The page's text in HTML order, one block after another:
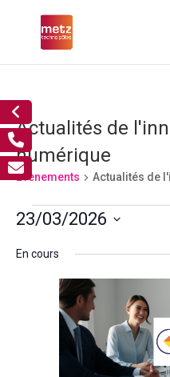
Actualités de
numérique
Évènements Actualités de
Évènements
23
mars,
2026
23/03/2026
Sélectionnez
En cours